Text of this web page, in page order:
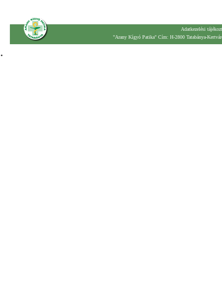
Adatkezelési
"Arany Kígyó Patika" Cím: H-2800 Tatabánya-
.